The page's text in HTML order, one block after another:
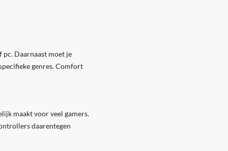
Daarnaast moet je
genres. Comfort
maakt voor veel gamers.
daarentegen